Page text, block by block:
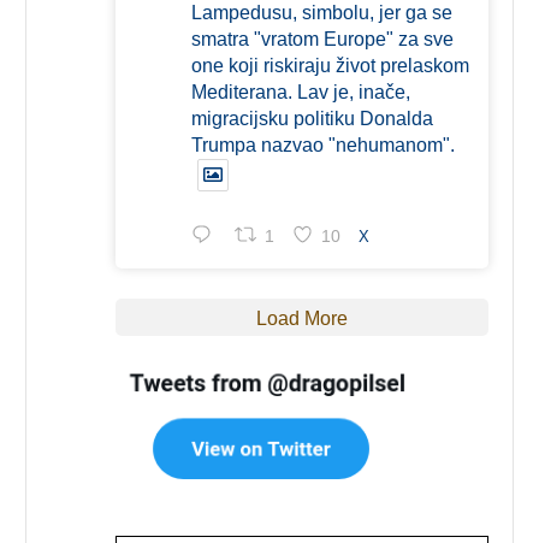
Lampedusu, simbolu, jer ga se
smatra "vratom Europe" za sve
one koji riskiraju život prelaskom
Mediterana. Lav je, inače,
migracijsku politiku Donalda
Trumpa nazvao "nehumanom".
1 10 X
Load More